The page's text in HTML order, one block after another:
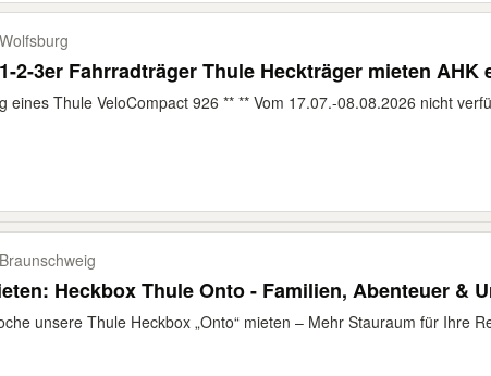
2-3er Fahrradträger Thule Heckträger mieten AHK
eines Thule VeloCompact 926 ** ** Vom 17.07.-08.08.2026 nicht
Heckbox Thule Onto - Familien, Abenteuer &
unsere Thule Heckbox „Onto“ mieten – Mehr Stauraum für Ihre